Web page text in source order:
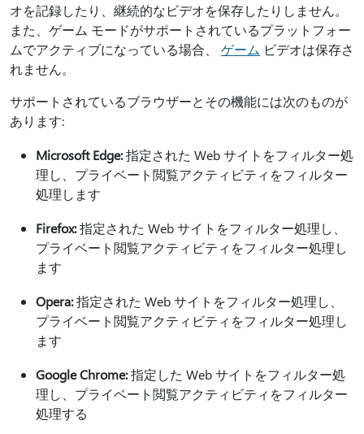
オを記録したり、継続的なビデオを保存したりしません。
また、ゲーム モードがサポートされているプラットフォー
ムでアクティブになっている場合、 ゲーム ビデオは保存さ
れません。
サポートされているブラウザーとその機能には次のものが
あります:
Microsoft Edge:指定された Web サイトをフィルター処
理し、プライベート閲覧アクティビティをフィルター
処理します
Firefox:指定された Web サイトをフィルター処理し、
プライベート閲覧アクティビティをフィルター処理し
ます
Opera:指定された Web サイトをフィルター処理し、
プライベート閲覧アクティビティをフィルター処理し
ます
Google Chrome:指定した Web サイトをフィルター処
理し、プライベート閲覧アクティビティをフィルター
処理する